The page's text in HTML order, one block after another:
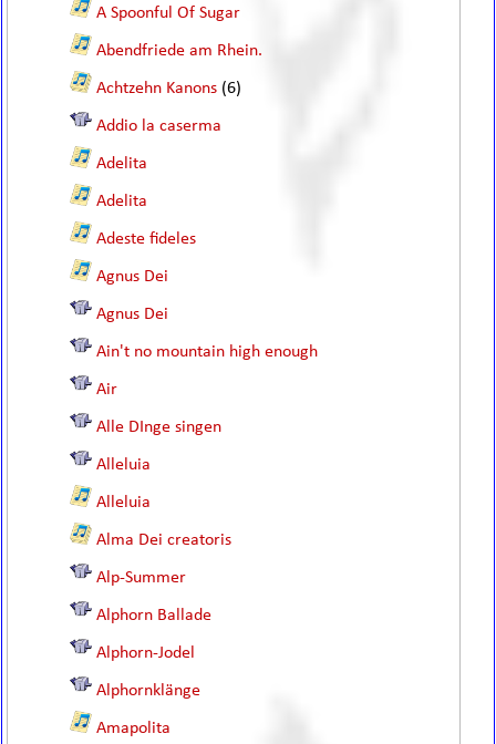
A Spoonful Of Sugar
Abendfriede am Rhein.
Achtzehn Kanons (6)
Addio la caserma
Adelita
Adelita
Adeste fideles
Agnus Dei
Agnus Dei
Ain't no mountain high enough
Air
Alle DInge singen
Alleluia
Alleluia
Alma Dei creatoris
Alp-Summer
Alphorn Ballade
Alphorn-Jodel
Alphornklänge
Amapolita